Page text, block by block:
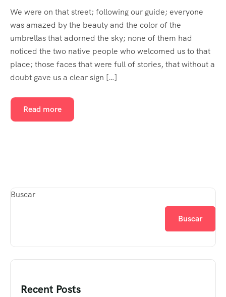
We were on that street; following our guide; everyone
was amazed by the beauty and the color of the
umbrellas that adorned the sky; none of them had
noticed the two native people who welcomed us to that
place; those faces that were full of stories, that without a
doubt gave us a clear sign […]
Read more
Buscar
Buscar
Recent Posts